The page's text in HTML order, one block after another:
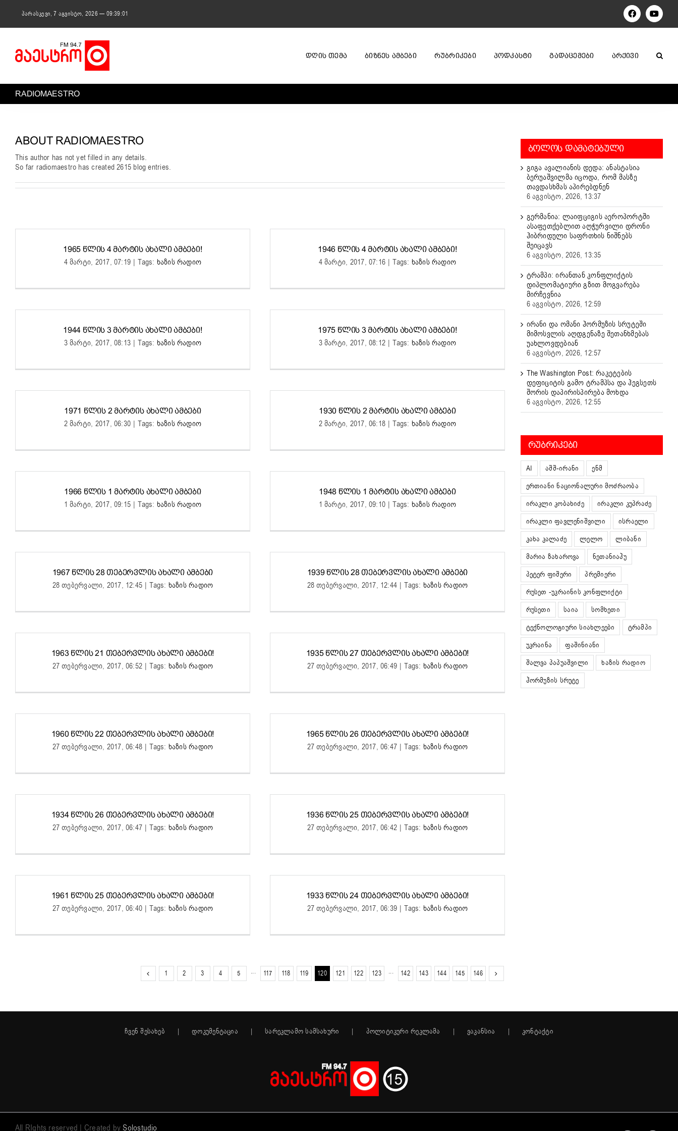
პარასკევი, 7 აგვისტო, 2026 — 09:39:02 Facebook
ᲓᲦᲘᲡ ᲗᲔᲛᲐ ᲑᲘᲖᲜᲔᲡ ᲐᲛᲑᲔᲑᲘ ᲠᲣᲑᲠᲘᲙᲔᲑᲘ ᲞᲝᲓᲙᲐᲡᲢᲘ ᲒᲐᲓᲐᲪᲔᲛᲔᲑᲘ ᲐᲠᲥᲘᲕᲘ
RADIOMAESTRO
ABOUT RADIOMAESTRO
This author has not yet filled in any details.
So far radiomaestro has created 2615 blog entries.
1965 ᲬᲚᲘᲡ 4 ᲛᲐᲠᲢᲘᲡ ᲐᲮᲐᲚᲘ ᲐᲛᲑᲔᲑᲘ!
4 მარტი, 2017, 07:19 | Tags: ხაზის რადიო
1946 ᲬᲚᲘᲡ 4 ᲛᲐᲠᲢᲘᲡ ᲐᲮᲐᲚᲘ ᲐᲛᲑᲔᲑᲘ!
4 მარტი, 2017, 07:16 | Tags: ხაზის რადიო
1944 ᲬᲚᲘᲡ 3 ᲛᲐᲠᲢᲘᲡ ᲐᲮᲐᲚᲘ ᲐᲛᲑᲔᲑᲘ!
3 მარტი, 2017, 08:13 | Tags: ხაზის რადიო
1975 ᲬᲚᲘᲡ 3 ᲛᲐᲠᲢᲘᲡ ᲐᲮᲐᲚᲘ ᲐᲛᲑᲔᲑᲘ!
3 მარტი, 2017, 08:12 | Tags: ხაზის რადიო
1971 ᲬᲚᲘᲡ 2 ᲛᲐᲠᲢᲘᲡ ᲐᲮᲐᲚᲘ ᲐᲛᲑᲔᲑᲘ
2 მარტი, 2017, 06:30 | Tags: ხაზის რადიო
1930 ᲬᲚᲘᲡ 2 ᲛᲐᲠᲢᲘᲡ ᲐᲮᲐᲚᲘ ᲐᲛᲑᲔᲑᲘ
2 მარტი, 2017, 06:18 | Tags: ხაზის რადიო
1966 ᲬᲚᲘᲡ 1 ᲛᲐᲠᲢᲘᲡ ᲐᲮᲐᲚᲘ ᲐᲛᲑᲔᲑᲘ
1 მარტი, 2017, 09:15 | Tags: ხაზის რადიო
1948 ᲬᲚᲘᲡ 1 ᲛᲐᲠᲢᲘᲡ ᲐᲮᲐᲚᲘ ᲐᲛᲑᲔᲑᲘ
1 მარტი, 2017, 09:10 | Tags: ხაზის რადიო
1967 ᲬᲚᲘᲡ 28 ᲗᲔᲑᲔᲠᲕᲚᲘᲡ ᲐᲮᲐᲚᲘ ᲐᲛᲑᲔᲑᲘ
28 თებერვალი, 2017, 12:45 | Tags: ხაზის რადიო
1939 ᲬᲚᲘᲡ 28 ᲗᲔᲑᲔᲠᲕᲚᲘᲡ ᲐᲮᲐᲚᲘ ᲐᲛᲑᲔᲑᲘ
28 თებერვალი, 2017, 12:44 | Tags: ხაზის რადიო
1963 ᲬᲚᲘᲡ 21 ᲗᲔᲑᲔᲠᲕᲚᲘᲡ ᲐᲮᲐᲚᲘ ᲐᲛᲑᲔᲑᲘ!
27 თებერვალი, 2017, 06:52 | Tags: ხაზის რადიო
1935 ᲬᲚᲘᲡ 27 ᲗᲔᲑᲔᲠᲕᲚᲘᲡ ᲐᲮᲐᲚᲘ ᲐᲛᲑᲔᲑᲘ!
27 თებერვალი, 2017, 06:49 | Tags: ხაზის რადიო
1960 ᲬᲚᲘᲡ 22 ᲗᲔᲑᲔᲠᲕᲚᲘᲡ ᲐᲮᲐᲚᲘ ᲐᲛᲑᲔᲑᲘ!
27 თებერვალი, 2017, 06:48 | Tags: ხაზის რადიო
1965 ᲬᲚᲘᲡ 26 ᲗᲔᲑᲔᲠᲕᲚᲘᲡ ᲐᲮᲐᲚᲘ ᲐᲛᲑᲔᲑᲘ!
27 თებერვალი, 2017, 06:47 | Tags: ხაზის რადიო
1934 ᲬᲚᲘᲡ 26 ᲗᲔᲑᲔᲠᲕᲚᲘᲡ ᲐᲮᲐᲚᲘ ᲐᲛᲑᲔᲑᲘ!
27 თებერვალი, 2017, 06:47 | Tags: ხაზის რადიო
1936 ᲬᲚᲘᲡ 25 ᲗᲔᲑᲔᲠᲕᲚᲘᲡ ᲐᲮᲐᲚᲘ ᲐᲛᲑᲔᲑᲘ!
27 თებერვალი, 2017, 06:42 | Tags: ხაზის რადიო
1961 ᲬᲚᲘᲡ 25 ᲗᲔᲑᲔᲠᲕᲚᲘᲡ ᲐᲮᲐᲚᲘ ᲐᲛᲑᲔᲑᲘ!
27 თებერვალი, 2017, 06:40 | Tags: ხაზის რადიო
1933 ᲬᲚᲘᲡ 24 ᲗᲔᲑᲔᲠᲕᲚᲘᲡ ᲐᲮᲐᲚᲘ ᲐᲛᲑᲔᲑᲘ!
27 თებერვალი, 2017, 06:39 | Tags: ხაზის რადიო
1 2 3 4 5 ··· 117 118 119 120 121 122 123 ··· 142 143 144 145 146
ᲑᲝᲚᲝᲡ ᲓᲐᲛᲐᲢᲔᲑᲣᲚᲘ
გიგა ავალიანის დედა: ანასტასია
ბერუაშვილმა იცოდა, რომ მასზე
თავდასხმას აპირებდნენ
6 აგვისტო, 2026, 13:37
გერმანია: ლაიფციგის აეროპორტში
ასაფეთქებლით აღჭურვილი დრონი
ჰიბრიდული საფრთხის ნიშნებს
შეიცავს
6 აგვისტო, 2026, 13:35
ტრამპი: ირანთან კონფლიქტის
დიპლომატიური გზით მოგვარება
მირჩევნია
6 აგვისტო, 2026, 12:59
ირანი და ომანი ჰორმუზის სრუტეში
მიმოსვლის აღდგენაზე შეთანხმებას
უახლოვდებიან
6 აგვისტო, 2026, 12:57
The Washington Post: რაკეტების
დეფიციტის გამო ტრამპსა და ჰეგსეთს
შორის დაპირისპირება მოხდა
6 აგვისტო, 2026, 12:55
ᲠᲣᲑᲠᲘᲙᲔᲑᲘ
AI აშშ-ირანი
ენმ
ერთიანი ნაციონალური მოძრაობა
ირაკლი კობახიძე
ირაკლი კუპრაძე
ირაკლი ფავლენიშვილი
ისრაელი
კახა კალაძე
ლელო
ლიბანი
მარია ზახაროვა
ნეთანიაჰუ
პეტერ ფიშერი
პრემიერი
რუსეთ -უკრაინის კონფლიქტი
რუსეთი
საია
სომხეთი
ტექნოლოგიური სიახლეები
ტრამპი
უკრაინა
ფაშინიანი
შალვა პაპუაშვილი
ხაზის რადიო
ჰორმუზის სრუტე
ჩვენ შესახებ დოკუმენტაცია სარეკლამო სამსახური პოლიტიკური რეკლამა ვაკანსია კონტაქტი
All RIghts reserved | Created by Solostudio